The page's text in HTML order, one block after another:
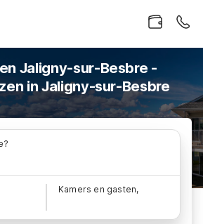
Jaligny-sur-Besbre -
in Jaligny-sur-Besbre
Kamers en gasten,